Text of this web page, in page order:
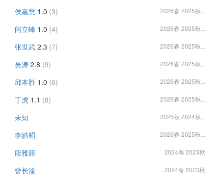
侯嘉慧 1.0 (3) 2026春 2025秋...
闫立峰 1.0 (4) 2026春 2025秋...
张世武 2.3 (7) 2026春 2025秋...
吴涛 2.8 (9) 2026春 2025秋...
邱本胜 1.0 (6) 2026春 2025秋...
丁虎 1.1 (8) 2026春 2025秋...
未知 2025秋 2024秋...
李皓昭 2026春 2025秋...
段雅丽 2024春 2023秋
曾长淦 2024春 2023秋